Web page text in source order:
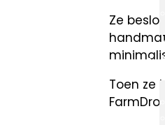
Ze
Toen ze